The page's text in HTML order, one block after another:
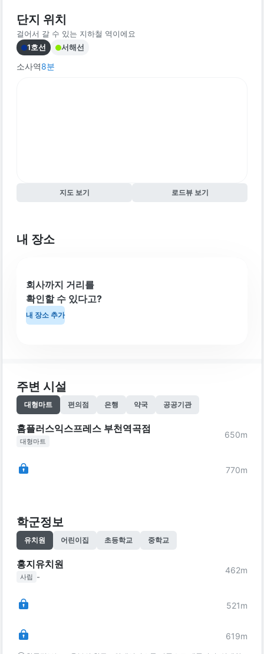
단지 위치
걸어서 갈 수 있는 지하철 역이에요
1호선
서해선
소사역8분
지도 보기 로드뷰 보기
내 장소
회사까지 거리를
확인할 수 있다고?
내 장소 추가
주변 시설
대형마트 편의점 은행 약국 공공기관
홈플러스익스프레스 부천역곡점
대형마트
650m
770m
학군정보
유치원 어린이집 초등학교 중학교
홍지유치원
사립 -
462m
521m
619m